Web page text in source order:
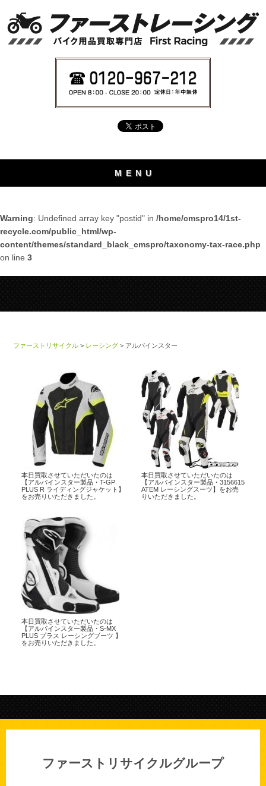
MENU
Warning: Undefined array key "postid" in /home/cmspro14/1st-
recycle.com/public_html/wp-
content/themes/standard_black_cmspro/taxonomy-tax-race.php
on line 3
ファーストリサイクル> レーシング> アルパインスター
本日買取させていただいたのは
【アルパインスター製品・T-GP
PLUS R ライディングジャケット】
をお売りいただきました。
本日買取させていただいたのは
【アルパインスター製品・3156615
ATEM レーシングスーツ】をお売
りいただきました。
本日買取させていただいたのは
【アルパインスター製品・S-MX
PLUS プラス レーシングブーツ 】
をお売りいただきました。
ファーストリサイクルグループ